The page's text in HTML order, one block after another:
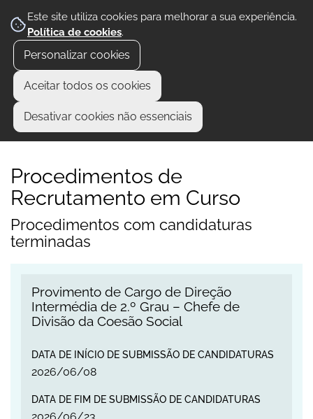
Este site utiliza cookies para melhorar a sua experiência.
Política de cookies.
Personalizar cookies
Aceitar todos os cookies
Desativar cookies não essenciais
Procedimentos de
Recrutamento em Curso
Procedimentos com candidaturas
terminadas
Provimento de Cargo de Direção
Intermédia de 2.º Grau – Chefe de
Divisão da Coesão Social
DATA DE INÍCIO DE SUBMISSÃO DE CANDIDATURAS
2026/06/08
DATA DE FIM DE SUBMISSÃO DE CANDIDATURAS